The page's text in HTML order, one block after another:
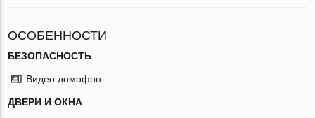
ОСОБЕННОСТИ
БЕЗОПАСНОСТЬ
Видео домофон
ДВЕРИ И ОКНА